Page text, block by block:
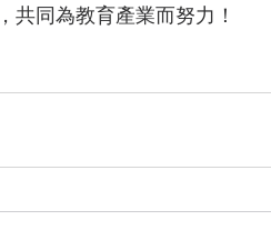
共同為教育產業而努力！